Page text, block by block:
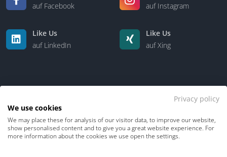
auf Facebook
auf Instagram
Like Us
auf LinkedIn
Like Us
auf Xing
Kontakt Über uns
Privacy policy
We use cookies
We may place these for analysis of our visitor data, to improve our website,
show personalised content and to give you a great website experience. For
more information about the cookies we use open the settings.